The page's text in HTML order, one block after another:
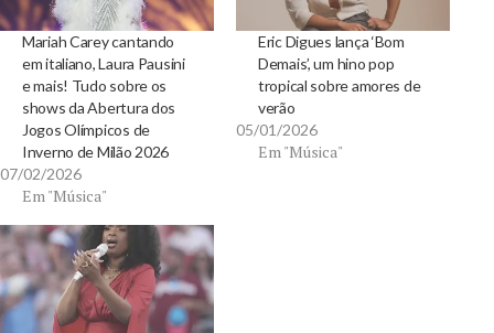
Mariah Carey cantando
em italiano, Laura Pausini
e mais! Tudo sobre os
shows da Abertura dos
Jogos Olímpicos de
Inverno de Milão 2026
07/02/2026
Em "Música"
Eric Digues lança ‘Bom
Demais’, um hino pop
tropical sobre amores de
verão
05/01/2026
Em "Música"